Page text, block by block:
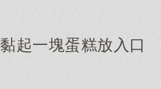
起一塊蛋糕放入口